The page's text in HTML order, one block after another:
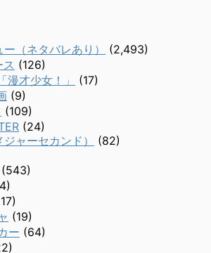
（ネタバレあり）
(2,493)
(126)
才少女！」
(17)
(9)
(109)
(24)
ャーセカンド）
(82)
(543)
(19)
ー (64)